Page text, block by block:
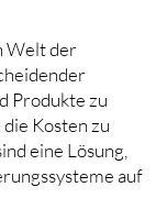
Welt der
Produkte zu
Kosten zu
eine Lösung,
auf